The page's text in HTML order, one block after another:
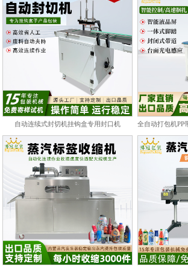
自动连续式封切机挂钩盒专用封口机